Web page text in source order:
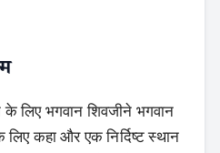
लिए भगवान शिवजीने भगवान
लिए कहा और एक निर्दिष्ट स्थान